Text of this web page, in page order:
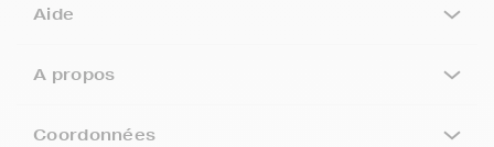
Aide
A propos
Coordonnées